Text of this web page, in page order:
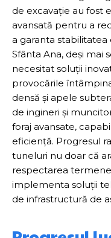
de excavație au fost
avansată pentru a
a garanta
Sfânta Ana, deși mai
necesitat soluții
provocările
densă și apele
de ingineri și
foraj avansate,
eficiență. Progresul
tuneluri nu doar că
respectarea
implementa soluții
de infrastructură de